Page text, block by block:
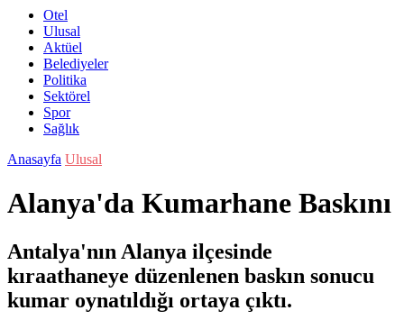
Otel
Ulusal
Aktüel
Belediyeler
Politika
Sektörel
Spor
Sağlık
Anasayfa Ulusal
Alanya'da Kumarhane Baskını
Antalya'nın Alanya ilçesinde
kıraathaneye düzenlenen baskın sonucu
kumar oynatıldığı ortaya çıktı.